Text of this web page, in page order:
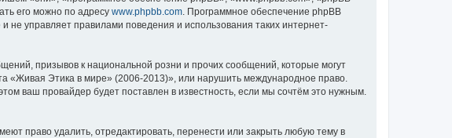
его можно по адресу www.phpbb.com. Программное обеспечение phpBB
не управляет правилами поведения и использования таких интернет-
призывов к национальной розни и прочих сообщений, которые могут
«Живая Этика в мире» (2006-2013)», или нарушить международное право.
ваш провайдер будет поставлен в известность, если мы сочтём это нужным.
право удалить, отредактировать, перенести или закрыть любую тему в